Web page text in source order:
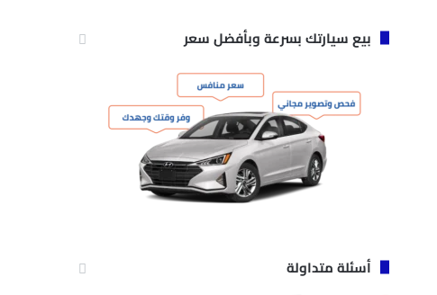
بيع سيارتك بسرعة وبأفضل سعر
أسئلة متداولة